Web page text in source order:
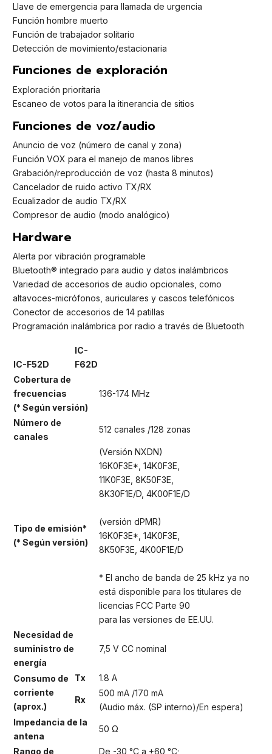
Llave de emergencia para llamada de urgencia
Función hombre muerto
Función de trabajador solitario
Detección de movimiento/estacionaria
Funciones de exploración
Exploración prioritaria
Escaneo de votos para la itinerancia de sitios
Funciones de voz/audio
Anuncio de voz (número de canal y zona)
Función VOX para el manejo de manos libres
Grabación/reproducción de voz (hasta 8 minutos)
Cancelador de ruido activo TX/RX
Ecualizador de audio TX/RX
Compresor de audio (modo analógico)
Hardware
Alerta por vibración programable
Bluetooth® integrado para audio y datos inalámbricos
Variedad de accesorios de audio opcionales, como
altavoces-micrófonos, auriculares y cascos telefónicos
Conector de accesorios de 14 patillas
Programación inalámbrica por radio a través de Bluetooth
IC-F52D
IC-
F62D
Cobertura de
frecuencias
(* Según versión)
136-174 MHz
Número de
canales
512 canales /128 zonas
Tipo de emisión*
(* Según versión)
(Versión NXDN)
16K0F3E*, 14K0F3E,
11K0F3E, 8K50F3E,
8K30F1E/D, 4K00F1E/D
(versión dPMR)
16K0F3E*, 14K0F3E,
8K50F3E, 4K00F1E/D
* El ancho de banda de 25 kHz ya no
está disponible para los titulares de
licencias FCC Parte 90
para las versiones de EE.UU.
Necesidad de
suministro de
energía
7,5 V CC nominal
Consumo de
corriente
(aprox.)
Tx 1.8 A
Rx
500 mA /170 mA
(Audio máx. (SP interno)/En espera)
Impedancia de la
antena
50 Ω
Rango de De -30 °C a +60 °C;